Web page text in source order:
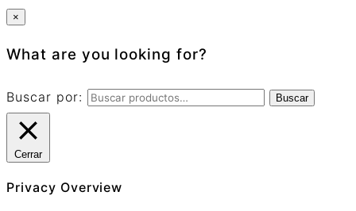
×
What are you looking for?
Buscar por: Buscar
Cerrar
Privacy Overview